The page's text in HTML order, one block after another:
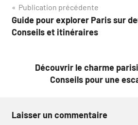
Navigation
de
Publication précédente
Guide pour explorer Paris sur
Conseils et itinéraires
Découvrir le charme
Conseils pour une
Laisser un commentaire